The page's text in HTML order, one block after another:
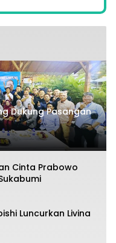
Dukung Pasangan
Cinta Prabowo
Luncurkan Livina